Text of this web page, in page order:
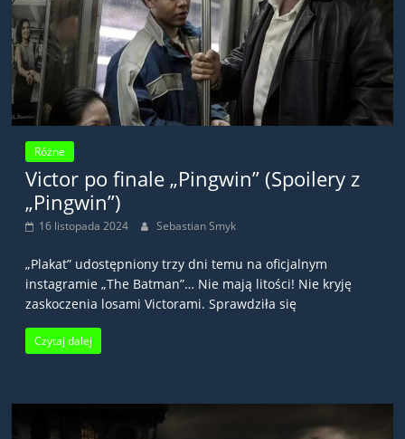
Różne
Victor po finale „Pingwin” (Spoilery z
„Pingwin”)
16 listopada 2024 Sebastian Smyk
„Plakat” udostępniony trzy dni temu na oficjalnym
instagramie „The Batman”… Nie mają litości! Nie kryję
zaskoczenia losami Victorami. Sprawdziła się
Czytaj dalej